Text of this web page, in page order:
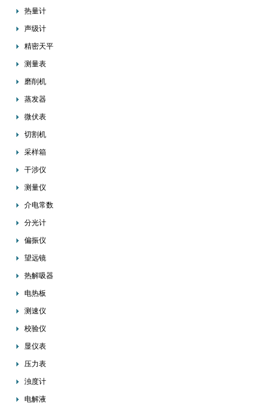
热量计
声级计
精密天平
测量表
磨削机
蒸发器
微伏表
切割机
采样箱
干涉仪
测量仪
介电常数
分光计
偏振仪
望远镜
热解吸器
电热板
测速仪
校验仪
显仪表
压力表
浊度计
电解液